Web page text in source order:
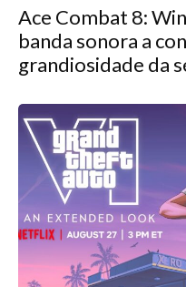
Ace Combat 8:
banda sonora a
grandiosidade da